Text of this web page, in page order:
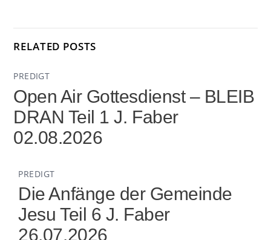
RELATED POSTS
PREDIGT
Open Air Gottesdienst – BLEIB
DRAN Teil 1 J. Faber
02.08.2026
PREDIGT
Die Anfänge der Gemeinde
Jesu Teil 6 J. Faber
26.07.2026